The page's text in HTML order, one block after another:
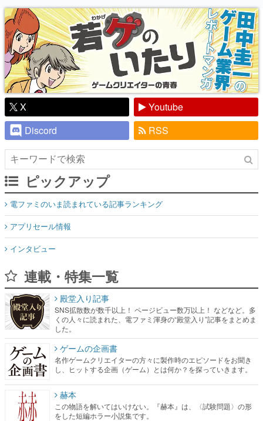
り】
X
Youtube
Discord
RSS
ピックアップ
電ファミのいま読まれている記事ランキング
アプリセール情報
インタビュー
連載・特集一覧
殿堂入り記事
SNS拡散数が数千以上！ ページビュー数万以上！ などなど。多
くの人々に読まれた、電ファミ渾身の“殿堂入り”記事をまとめま
した。
ゲームの企画書
名作ゲームクリエイターの方々に製作時のエピソードをお聞き
し、ヒットする企画（ゲーム）とは何か？を探っていきます。
赫本
この物語を解いてはいけない。『赫本』は、〈試験問題〉の形
をした短編ホラー小説集です。